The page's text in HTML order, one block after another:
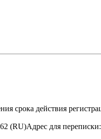
срока действия
(RU)Адрес для переписки: